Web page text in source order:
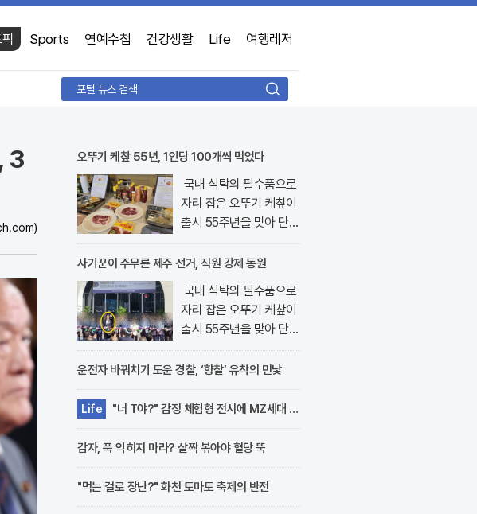
검
색
Sports 연예수첩 건강생활 Life 여행레저
3
오뚜기 케챂 55년, 1인당 100개씩 먹었다
국내 식탁의 필수품으로
자리 잡은 오뚜기 케챂이
출시 55주년을 맞아 단순
한 소스를 넘어선 요리의
핵심 재료로 재조명받고
논현동에 위치한 오키친..
사기꾼이 주무른 제주 선거, 직원 강제 동원
국내 식탁의 필수품으로
자리 잡은 오뚜기 케챂이
출시 55주년을 맞아 단순
한 소스를 넘어선 요리의
핵심 재료로 재조명받고
있다. 최근 서울 강남구
논현동에 위치한 오키친..
운전자 바꿔치기 도운 경찰, ‘향찰’ 유착의 민낯
Life
"너 T야?" 감정 체험형 전시에 MZ세대 열
광
감자, 푹 익히지 마라? 살짝 볶아야 혈당 뚝
"먹는 걸로 장난?" 화천 토마토 축제의 반전